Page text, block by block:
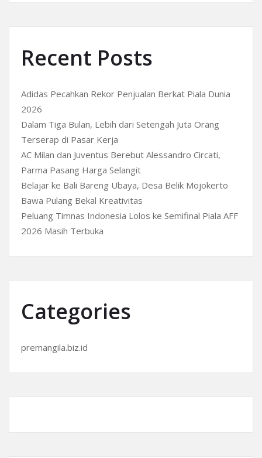
Recent Posts
Adidas Pecahkan Rekor Penjualan Berkat Piala Dunia
2026
Dalam Tiga Bulan, Lebih dari Setengah Juta Orang
Terserap di Pasar Kerja
AC Milan dan Juventus Berebut Alessandro Circati,
Parma Pasang Harga Selangit
Belajar ke Bali Bareng Ubaya, Desa Belik Mojokerto
Bawa Pulang Bekal Kreativitas
Peluang Timnas Indonesia Lolos ke Semifinal Piala AFF
2026 Masih Terbuka
Categories
premangila.biz.id